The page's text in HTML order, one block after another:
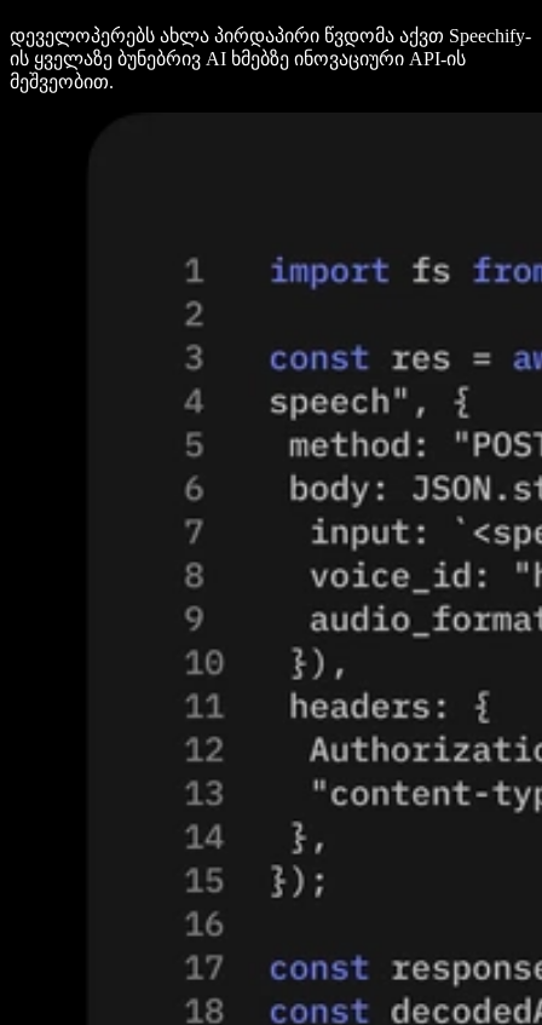
დეველოპერებს ახლა პირდაპირი წვდომა აქვთ Speechify-
ის ყველაზე ბუნებრივ AI ხმებზე ინოვაციური API-ის
მეშვეობით.